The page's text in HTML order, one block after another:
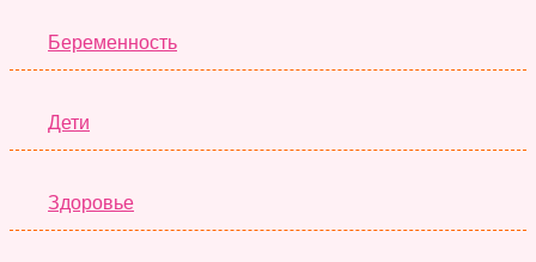
Беременность
Дети
Здоровье